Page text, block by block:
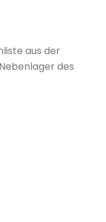
aus der
des